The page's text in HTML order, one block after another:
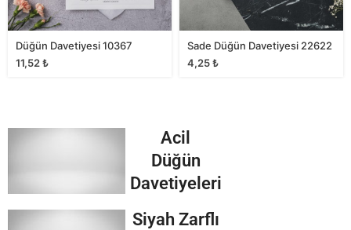
Düğün Davetiyesi 10367
11,52₺
Sade Düğün Davetiyesi 22622
4,25₺
Acil
Düğün
Davetiyeleri
Siyah Zarflı